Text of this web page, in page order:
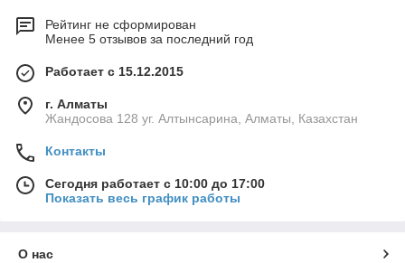
Рейтинг не сформирован
Менее 5 отзывов за последний год
Работает с 15.12.2015
г. Алматы
Жандосова 128 уг. Алтынсарина, Алматы, Казахстан
Контакты
Сегодня работает с 10:00 до 17:00
Показать весь график работы
О нас